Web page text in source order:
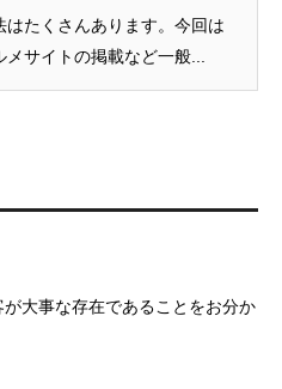
たくさんあります。今回は
サイトの掲載など一般...
大事な存在であることをお分か